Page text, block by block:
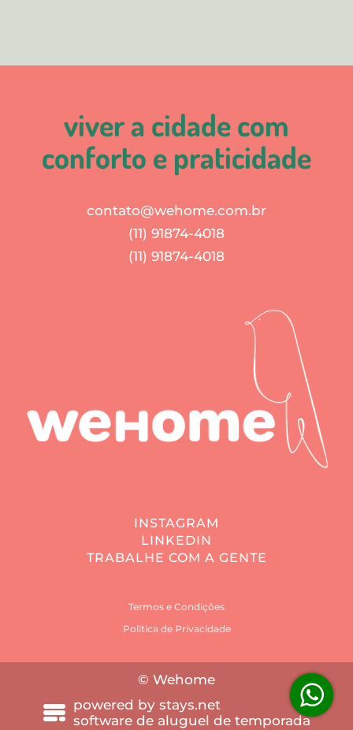
viver a cidade com
conforto e praticidade
contato@wehome.com.br
(11) 91874-4018
(11) 91874-4018
Termos e Condições
Política de Privacidade
INSTAGRAM
LINKEDIN
TRABALHE COM A GENTE
© Wehome
powered by stays.net
software de aluguel de temporada